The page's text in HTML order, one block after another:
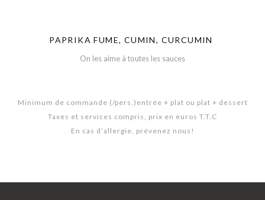
PAPRIKA FUME, CUMIN, CURCUMIN
On les aime à toutes les sauces
Minimum de commande (/pers.)entrée + plat ou plat + dessert
Taxes et services compris, prix en euros T.T.C
En cas d’allergie, prévenez nous!